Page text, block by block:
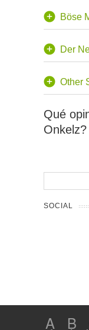
Böse
Der
Other
Qué
Onkelz?
SOCIAL
A B